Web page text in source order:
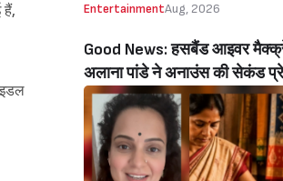
हैं,
EntertainmentAug, 2026
Good News: हसबैंड आइवर
अलाना पांडे ने अनाउंस की सेकंड
रिवर संग शेयर किया क्यूटेस्ट
(Alanna Panday Announces
Pregnancy With Husband
Mccray, Shares Cutest